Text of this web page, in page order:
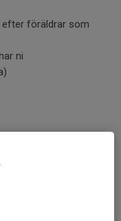
efter föräldrar som
ni